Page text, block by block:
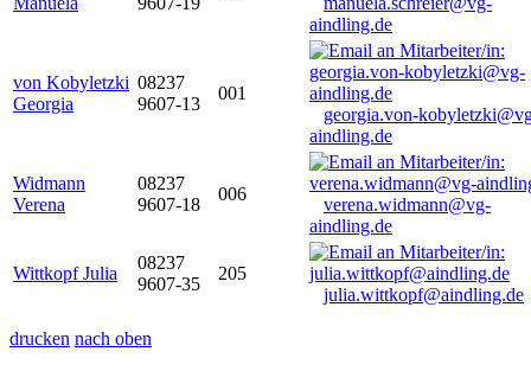
aindling.de
von Kobyletzki
Georgia
08237
9607-13
001
georgia.von-
aindling.de
Widmann
Verena
08237
9607-18
006
verena.widmann@vg-
aindling.de
Wittkopf Julia
08237
9607-35
205
julia.wittkopf@aindling.de
drucken nach oben